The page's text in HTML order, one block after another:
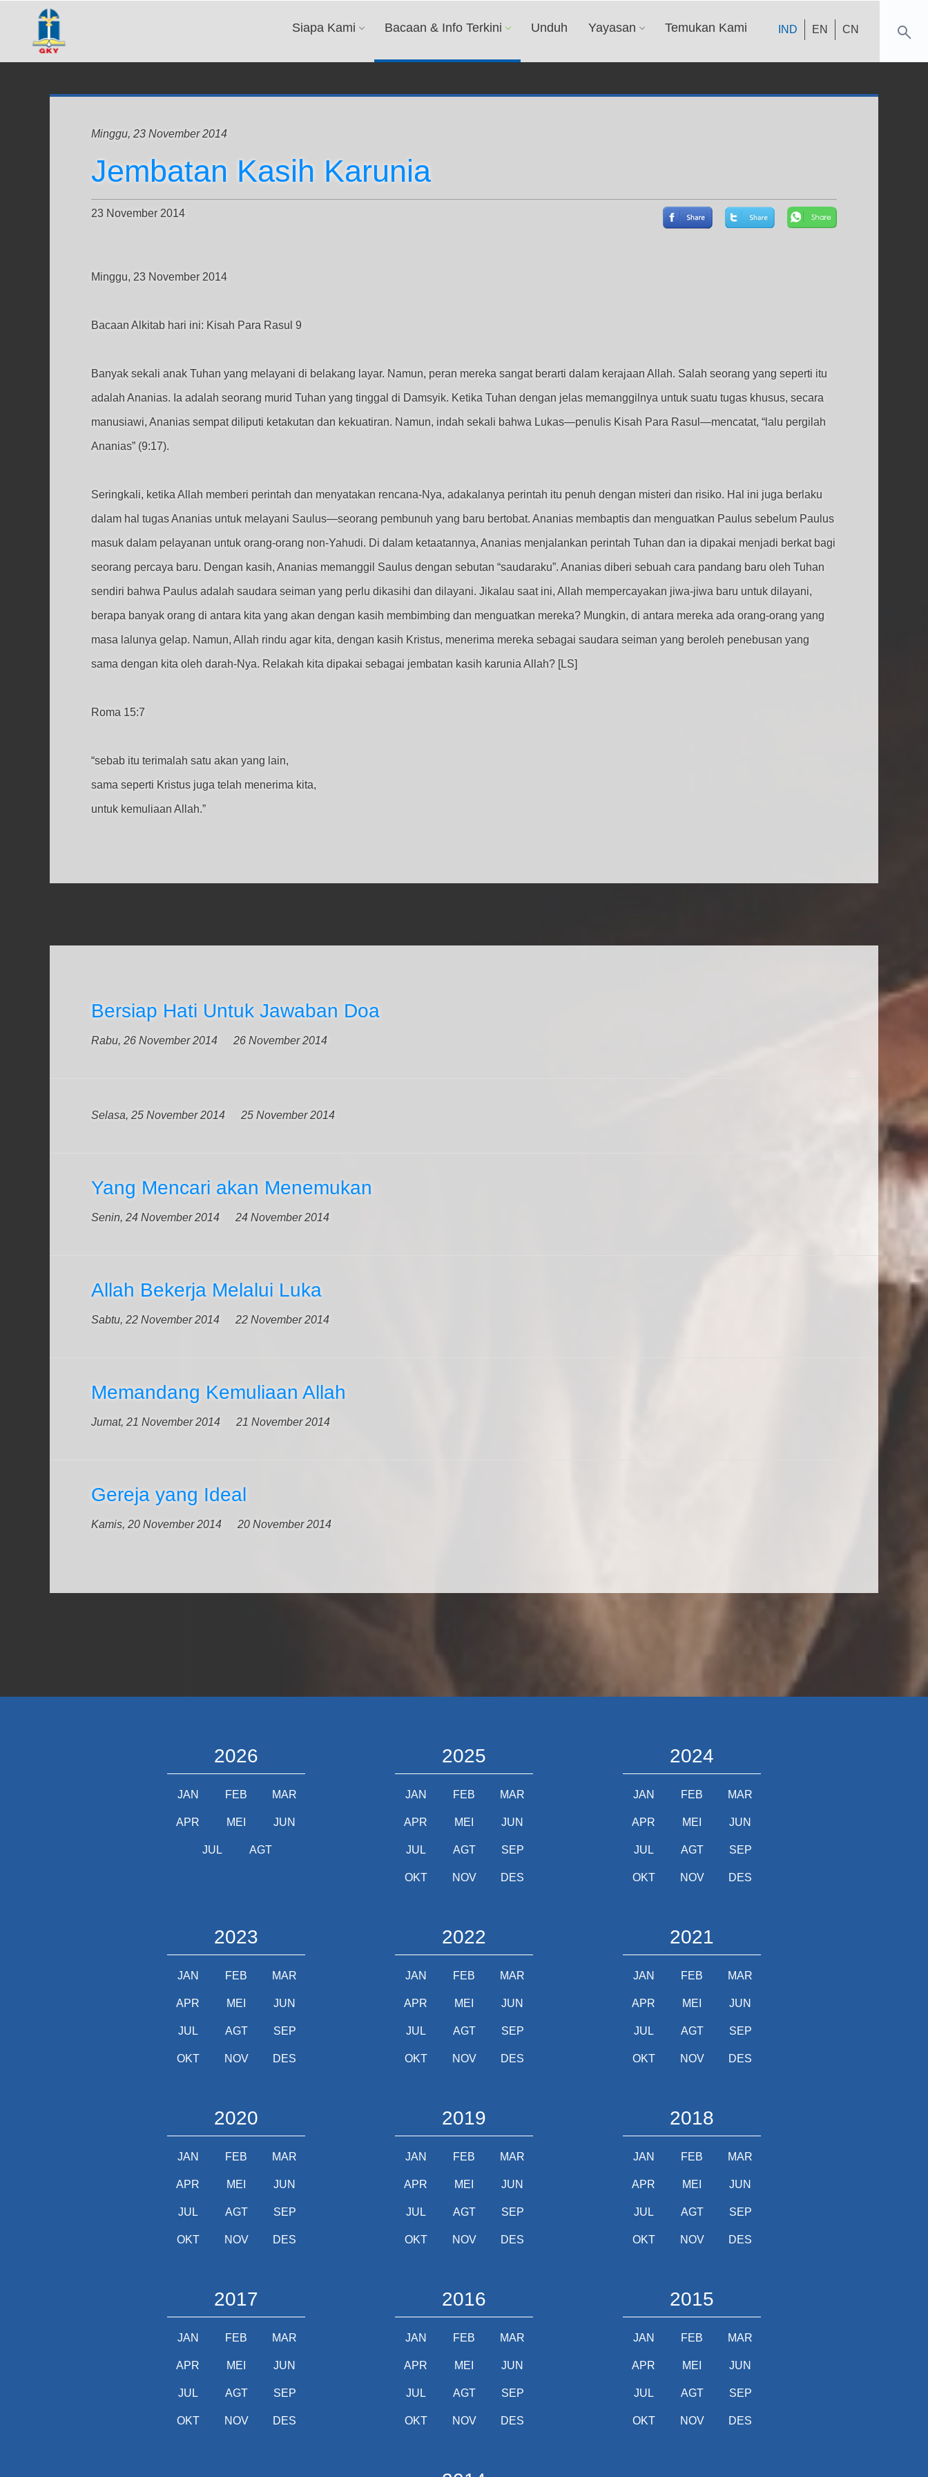
IND EN CN
Siapa Kami Bacaan & Info Terkini Unduh Yayasan Temukan Kami
Minggu, 23 November 2014
Jembatan Kasih Karunia
23 November 2014
Minggu, 23 November 2014
Bacaan Alkitab hari ini: Kisah Para Rasul 9
Banyak sekali anak Tuhan yang melayani di belakang layar. Namun, peran mereka sangat berarti dalam kerajaan Allah. Salah seorang yang seperti itu
adalah Ananias. Ia adalah seorang murid Tuhan yang tinggal di Damsyik. Ketika Tuhan dengan jelas memanggilnya untuk suatu tugas khusus, secara
manusiawi, Ananias sempat diliputi ketakutan dan kekuatiran. Namun, indah sekali bahwa Lukas—penulis Kisah Para Rasul—mencatat, “lalu pergilah
Ananias” (9:17).
Seringkali, ketika Allah memberi perintah dan menyatakan rencana-Nya, adakalanya perintah itu penuh dengan misteri dan risiko. Hal ini juga berlaku
dalam hal tugas Ananias untuk melayani Saulus—seorang pembunuh yang baru bertobat. Ananias membaptis dan menguatkan Paulus sebelum Paulus
masuk dalam pelayanan untuk orang-orang non-Yahudi. Di dalam ketaatannya, Ananias menjalankan perintah Tuhan dan ia dipakai menjadi berkat bagi
seorang percaya baru. Dengan kasih, Ananias memanggil Saulus dengan sebutan “saudaraku”. Ananias diberi sebuah cara pandang baru oleh Tuhan
sendiri bahwa Paulus adalah saudara seiman yang perlu dikasihi dan dilayani. Jikalau saat ini, Allah mempercayakan jiwa-jiwa baru untuk dilayani,
berapa banyak orang di antara kita yang akan dengan kasih membimbing dan menguatkan mereka? Mungkin, di antara mereka ada orang-orang yang
masa lalunya gelap. Namun, Allah rindu agar kita, dengan kasih Kristus, menerima mereka sebagai saudara seiman yang beroleh penebusan yang
sama dengan kita oleh darah-Nya. Relakah kita dipakai sebagai jembatan kasih karunia Allah? [LS]
Roma 15:7
“sebab itu terimalah satu akan yang lain,
sama seperti Kristus juga telah menerima kita,
untuk kemuliaan Allah.”
Bersiap Hati Untuk Jawaban Doa
Rabu, 26 November 2014 26 November 2014
Selasa, 25 November 2014 25 November 2014
Yang Mencari akan Menemukan
Senin, 24 November 2014 24 November 2014
Allah Bekerja Melalui Luka
Sabtu, 22 November 2014 22 November 2014
Memandang Kemuliaan Allah
Jumat, 21 November 2014 21 November 2014
Gereja yang Ideal
Kamis, 20 November 2014 20 November 2014
2026
JAN FEB MAR
APR MEI JUN
JUL AGT
2025
JAN FEB MAR
APR MEI JUN
JUL AGT SEP
OKT NOV DES
2024
JAN FEB MAR
APR MEI JUN
JUL AGT SEP
OKT NOV DES
2023
JAN FEB MAR
APR MEI JUN
JUL AGT SEP
OKT NOV DES
2022
JAN FEB MAR
APR MEI JUN
JUL AGT SEP
OKT NOV DES
2021
JAN FEB MAR
APR MEI JUN
JUL AGT SEP
OKT NOV DES
2020
JAN FEB MAR
APR MEI JUN
JUL AGT SEP
OKT NOV DES
2019
JAN FEB MAR
APR MEI JUN
JUL AGT SEP
OKT NOV DES
2018
JAN FEB MAR
APR MEI JUN
JUL AGT SEP
OKT NOV DES
2017
JAN FEB MAR
APR MEI JUN
JUL AGT SEP
OKT NOV DES
2016
JAN FEB MAR
APR MEI JUN
JUL AGT SEP
OKT NOV DES
2015
JAN FEB MAR
APR MEI JUN
JUL AGT SEP
OKT NOV DES